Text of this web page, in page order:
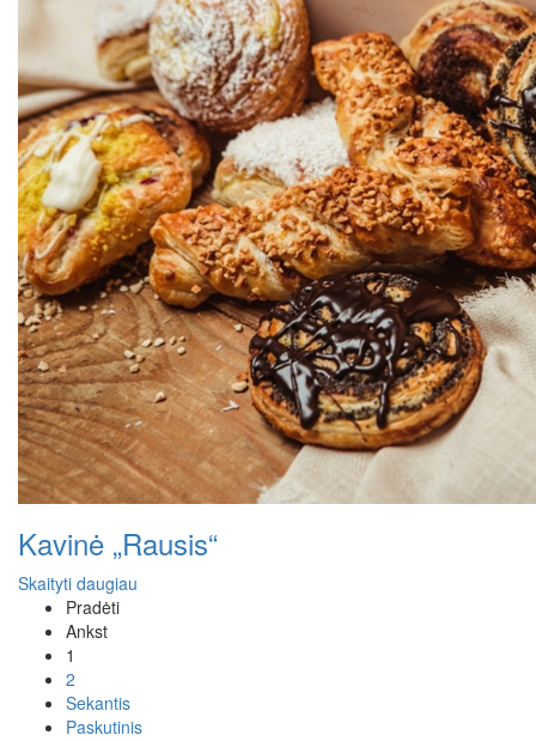
Kavinė „Rausis“
Skaityti daugiau
Pradėti
Ankst
1
2
Sekantis
Paskutinis